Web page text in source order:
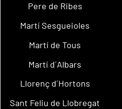
Pere de Ribes
Martí Sesgueioles
Martí de Tous
Martí d´Albars
Llorenç d´Hortons
Sant Feliu de Llobregat